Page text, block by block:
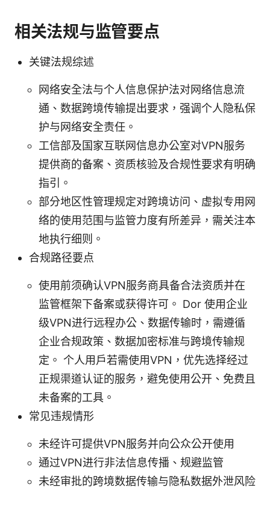
相关法规与监管要点
关键法规综述
网络安全法与个人信息保护法对网络信息流
通、数据跨境传输提出要求，强调个人隐私保
护与网络安全责任。
工信部及国家互联网信息办公室对VPN服务
提供商的备案、资质核验及合规性要求有明确
指引。
部分地区性管理规定对跨境访问、虚拟专用网
络的使用范围与监管力度有所差异，需关注本
地执行细则。
合规路径要点
使用前须确认VPN服务商具备合法资质并在
监管框架下备案或获得许可。 Dor 使用企业
级VPN进行远程办公、数据传输时，需遵循
企业合规政策、数据加密标准与跨境传输规
定。 个人用户若需使用VPN，优先选择经过
正规渠道认证的服务，避免使用公开、免费且
未备案的工具。
常见违规情形
未经许可提供VPN服务并向公众公开使用
通过VPN进行非法信息传播、规避监管
未经审批的跨境数据传输与隐私数据外泄风险